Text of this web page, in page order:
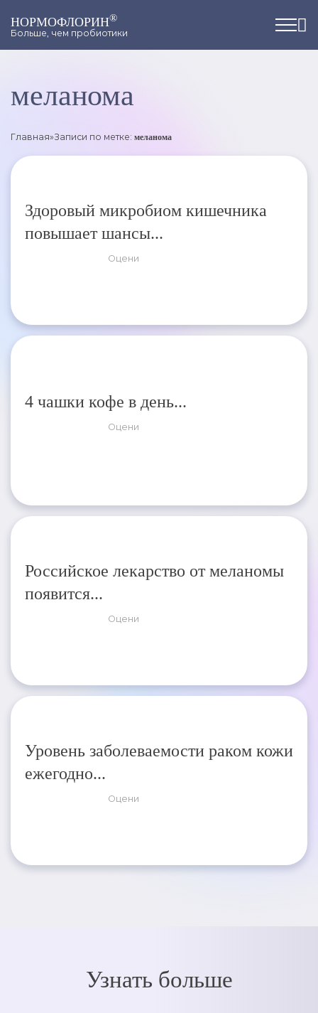
НОРМОФЛОРИН®
Больше, чем пробиотики
меланома
Главная»Записи по метке: меланома
Здоровый микробиом кишечника
повышает шансы...
Оцени
4 чашки кофе в день...
Оцени
Российское лекарство от меланомы
появится...
Оцени
Уровень заболеваемости раком кожи
ежегодно...
Оцени
Узнать больше